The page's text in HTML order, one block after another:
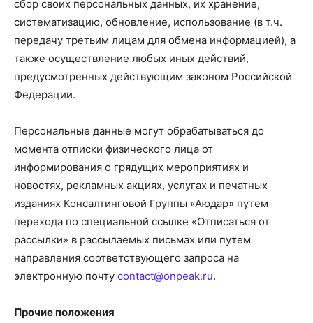
сбор своих персональных данных, их хранение,
систематизацию, обновление, использование (в т.ч.
передачу третьим лицам для обмена информацией), а
также осуществление любых иных действий,
предусмотренных действующим законом Российской
Федерации.
Персональные данные могут обрабатываться до
момента отписки физического лица от
информирования о грядущих мероприятиях и
новостях, рекламных акциях, услугах и печатных
изданиях Консалтинговой Группы «Аюдар» путем
перехода по специальной ссылке «Отписаться от
рассылки» в рассылаемых письмах или путем
направления соответствующего запроса на
электронную почту contact@onpeak.ru.
Прочие положения